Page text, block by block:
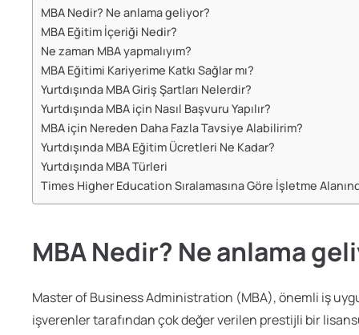
MBA Nedir? Ne anlama geliyor?
MBA Eğitim İçeriği Nedir?
Ne zaman MBA yapmalıyım?
MBA Eğitimi Kariyerime Katkı Sağlar mı?
Yurtdışında MBA Giriş Şartları Nelerdir?
Yurtdışında MBA için Nasıl Başvuru Yapılır?
MBA için Nereden Daha Fazla Tavsiye Alabilirim?
Yurtdışında MBA Eğitim Ücretleri Ne Kadar?
Yurtdışında MBA Türleri
Times Higher Education Sıralamasına Göre İşletme
MBA Nedir? Ne anlama
Master of Business Administration (MBA), önemli iş
işverenler tarafından çok değer verilen prestijli bir